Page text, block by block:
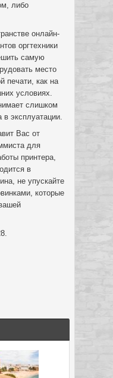
либо
онлайн-
оргтехники
самую
место
печати, как на
условиях.
слишком
эксплуатации.
Вас от
для
принтера,
в
не упускайте
которые